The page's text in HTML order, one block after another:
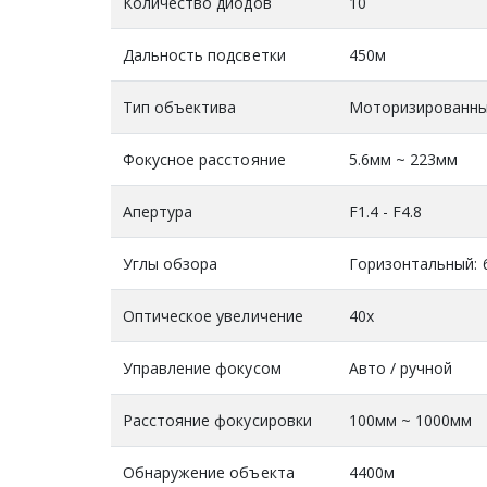
Дальность подсветки 450м
Тип объектива
Фокусное расстояние 5.6мм ~ 223мм
Апертура F1.4 - F4.8
Углы обзора Горизонтальный:
Оптическое увеличение 40x
Управление фокусом Авто / ручной
Расстояние фокусировки 100мм ~ 1000мм
Обнаружение объекта 4400м